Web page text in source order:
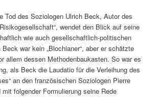
Tod des Soziologen Ulrich Beck, Autor des
wendet den Blick auf seine
wie auch gesellschaftlich-politischen
war kein „Blochianer“, aber er schätzte
allem dessen Methodenbaukasten. So war es
als Beck die Laudatio für die Verleihung des
an den französischen Soziologen Pierre
folgender Formulierung seine Rede